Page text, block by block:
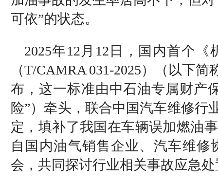
可依”的状态。
2025年12月12日，国内首个
（T/CAMRA 031-2025）（以下
布，这一标准由中石油专属财产
险”）牵头，联合中国汽车维修行
定，填补了我国在车辆误加燃油
自国内油气销售企业、汽车维
会，共同探讨行业相关事故应急